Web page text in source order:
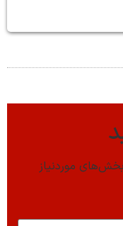
بخش‌های موردنیاز